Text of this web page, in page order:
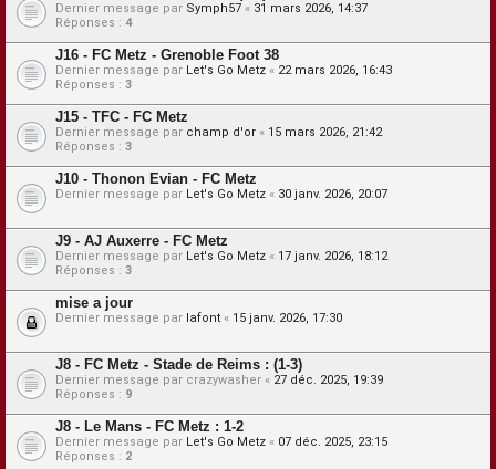
Dernier message par Symph57 « 31 mars 2026, 14:37
Réponses : 4
J16 - FC Metz - Grenoble Foot 38
Dernier message par Let's Go Metz « 22 mars 2026, 16:43
Réponses : 3
J15 - TFC - FC Metz
Dernier message par champ d'or « 15 mars 2026, 21:42
Réponses : 3
J10 - Thonon Evian - FC Metz
Dernier message par Let's Go Metz « 30 janv. 2026, 20:07
J9 - AJ Auxerre - FC Metz
Dernier message par Let's Go Metz « 17 janv. 2026, 18:12
Réponses : 3
mise a jour
Dernier message par lafont « 15 janv. 2026, 17:30
J8 - FC Metz - Stade de Reims : (1-3)
Dernier message par crazywasher « 27 déc. 2025, 19:39
Réponses : 9
J8 - Le Mans - FC Metz : 1-2
Dernier message par Let's Go Metz « 07 déc. 2025, 23:15
Réponses : 2